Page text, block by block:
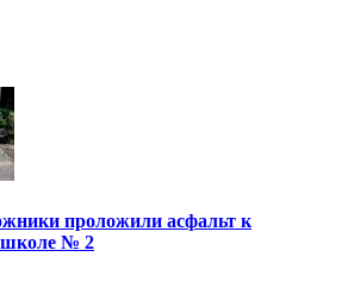
проложили асфальт к
школе № 2